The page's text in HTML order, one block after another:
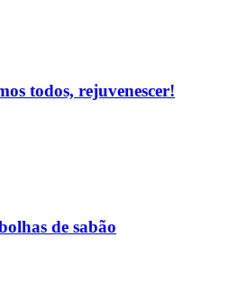
todos, rejuvenescer!
de sabão